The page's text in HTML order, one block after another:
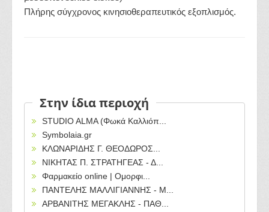
Πλήρης σύγχρονος κινησιοθεραπευτικός εξοπλισμός.
Στην ίδια περιοχή
STUDIO ALMA (Φωκά Καλλιόπ...
Symbolaia.gr
ΚΛΩΝΑΡΙΔΗΣ Γ. ΘΕΟΔΩΡΟΣ...
ΝΙΚΗΤΑΣ Π. ΣΤΡΑΤΗΓΕΑΣ - Δ...
Φαρμακείο online | Ομορφι...
ΠΑΝΤΕΛΗΣ ΜΑΛΛΙΓΙΑΝΝΗΣ - Μ...
ΑΡΒΑΝΙΤΗΣ ΜΕΓΑΚΛΗΣ - ΠΑΘ...